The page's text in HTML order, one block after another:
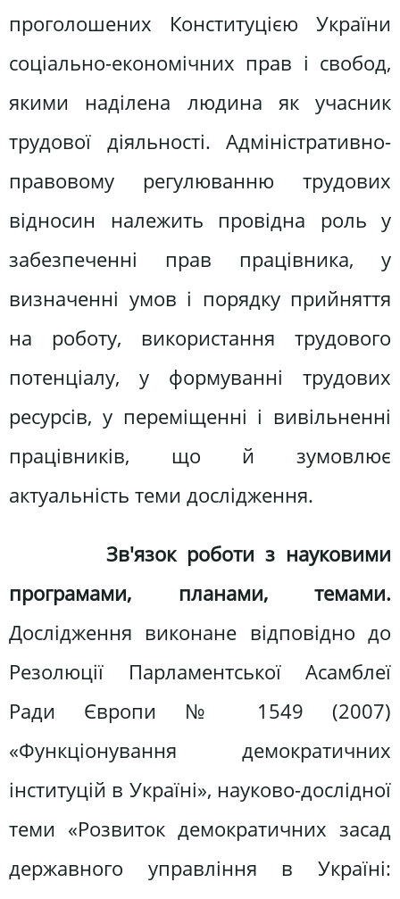
проголошених Конституцією України
соціально-економічних прав і свобод,
якими наділена людина як учасник
трудової діяльності. Адміністративно-
правовому регулюванню трудових
відносин належить провідна роль у
забезпеченні прав працівника, у
визначенні умов і порядку прийняття
на роботу, використання трудового
потенціалу, у формуванні трудових
ресурсів, у переміщенні і вивільненні
працівників, що й зумовлює
актуальність теми дослідження.
Зв'язок роботи з науковими
програмами, планами, темами.
Дослідження виконане відповідно до
Резолюції Парламентської Асамблеї
Ради Європи № 1549 (2007)
«Функціонування демократичних
інституцій в Україні», науково-дослідної
теми «Розвиток демократичних засад
державного управління в Україні: